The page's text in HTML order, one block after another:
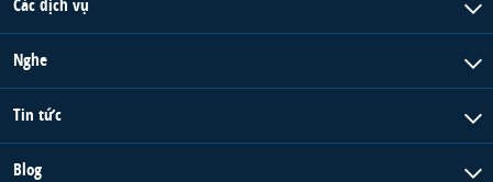
Các dịch vụ
Nghe
Tin tức
Blog